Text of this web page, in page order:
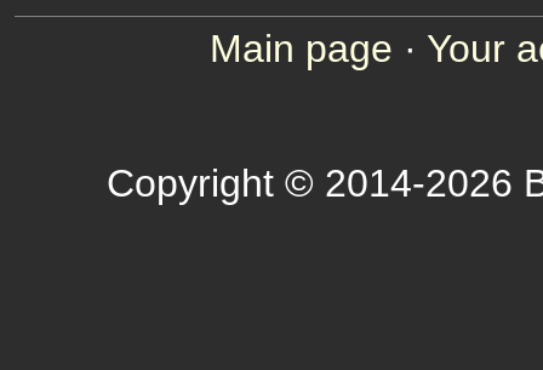
Main page · Your
Copyright © 2014-2026